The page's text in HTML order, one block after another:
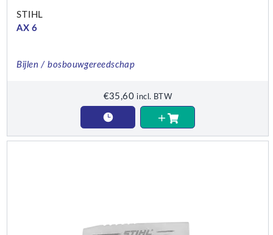
STIHL
AX 6
Bijlen / bosbouwgereedschap
€35,60 incl. BTW